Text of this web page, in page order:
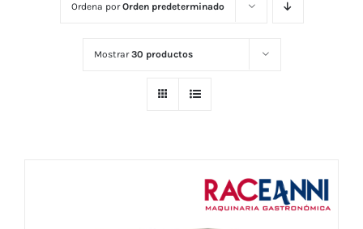
Ordena porOrden predeterminado
Mostrar30 productos